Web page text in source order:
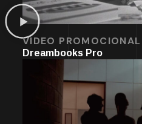
VIDEO PROMOCIONAL
Dreambooks Pro